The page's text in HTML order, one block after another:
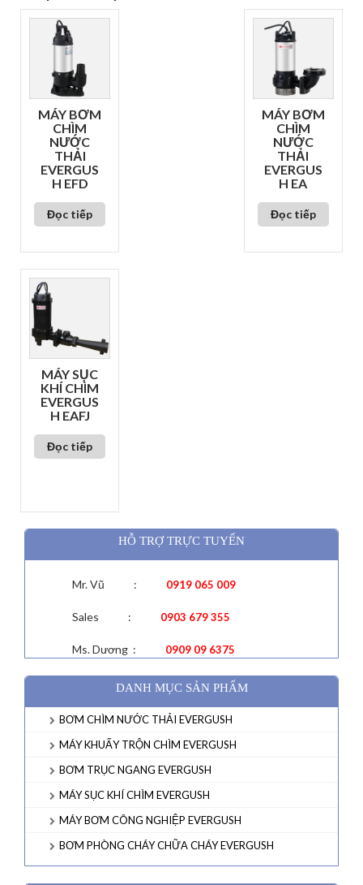
MÁY BƠM
CHÌM
NƯỚC
THẢI
EVERGUS
H EFD
Đọc tiếp
MÁY BƠM
CHÌM
NƯỚC
THẢI
EVERGUS
H EA
Đọc tiếp
MÁY SỤC
KHÍ CHÌM
EVERGUS
H EAFJ
Đọc tiếp
HỖ TRỢ TRỰC TUYẾN
Mr. Vũ : 0919 065 009
Sales : 0903 679 355
Ms. Dương : 0909 09 6375
DANH MỤC SẢN PHẨM
BƠM CHÌM NƯỚC THẢI EVERGUSH
MÁY KHUẤY TRỘN CHÌM EVERGUSH
BƠM TRỤC NGANG EVERGUSH
MÁY SỤC KHÍ CHÌM EVERGUSH
MÁY BƠM CÔNG NGHIỆP EVERGUSH
BƠM PHÒNG CHÁY CHỮA CHÁY EVERGUSH